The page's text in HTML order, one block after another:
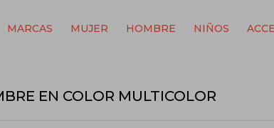
MARCAS MUJER HOMBRE NIÑOS
EN COLOR MULTICOLOR